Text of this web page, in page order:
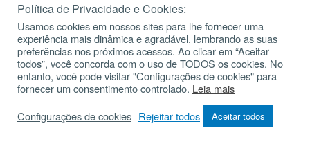
Fundação João Paulo II
Pedido de Oração
Mapa do site
Todos os direitos reservados.
Política de Privacidade e Cookies:
Usamos cookies em nossos sites para lhe fornecer uma
experiência mais dinâmica e agradável, lembrando as suas
preferências nos próximos acessos. Ao clicar em “Aceitar
todos”, você concorda com o uso de TODOS os cookies. No
entanto, você pode visitar "Configurações de cookies" para
fornecer um consentimento controlado. Leia mais
Configurações de cookies Rejeitar todos Aceitar todos